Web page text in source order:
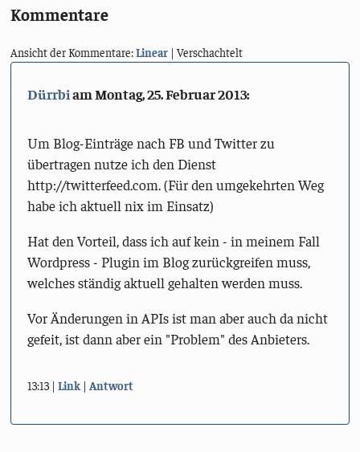
Kommentare
Ansicht der Kommentare:Linear | Verschachtelt
DürrbiamMontag, 25. Februar 2013:
Um Blog-Einträge nach FB und Twitter zu
übertragen nutze ich den Dienst
http://twitterfeed.com. (Für den umgekehrten Weg
habe ich aktuell nix im Einsatz)
Hat den Vorteil, dass ich auf kein - in meinem Fall
Wordpress - Plugin im Blog zurückgreifen muss,
welches ständig aktuell gehalten werden muss.
Vor Änderungen in APIs ist man aber auch da nicht
gefeit, ist dann aber ein "Problem" des Anbieters.
13:13 Link Antwort